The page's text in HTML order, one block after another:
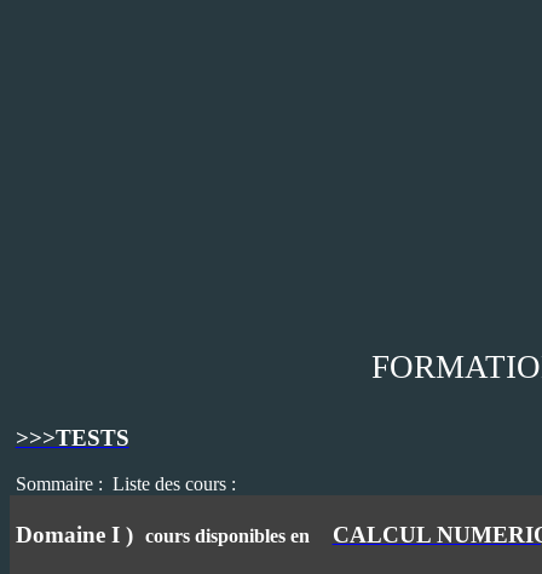
>>>TESTS
Sommaire : Liste des cours:
Domaine I ) cours disponibles en CALCUL